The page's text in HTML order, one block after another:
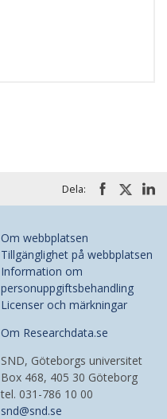
Dela:
Om webbplatsen
Tillgänglighet på webbplatsen
Information om
personuppgiftsbehandling
Licenser och märkningar
Om Researchdata.se
SND, Göteborgs universitet
Box 468, 405 30 Göteborg
tel. 031-786 10 00
snd@snd.se